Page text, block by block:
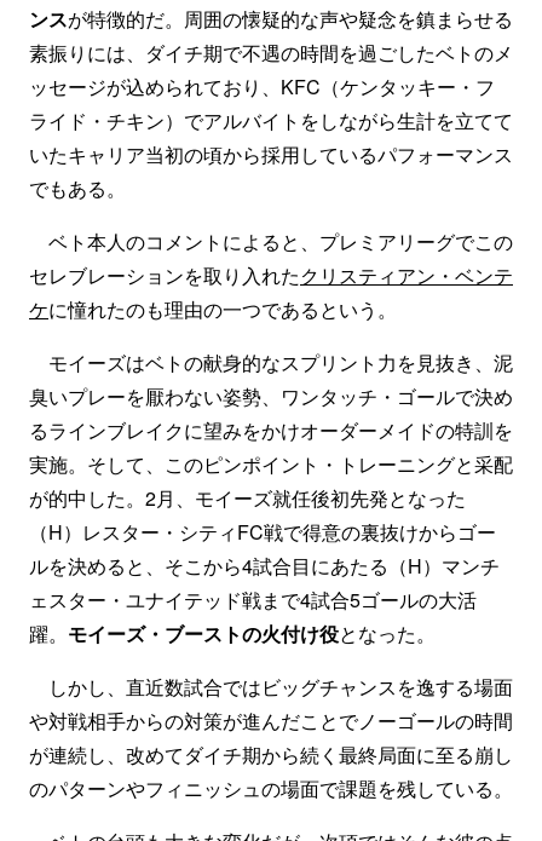
ンスが特徴的だ。周囲の懐疑的な声や疑念を鎮まらせる
素振りには、ダイチ期で不遇の時間を過ごしたベトのメ
ッセージが込められており、KFC（ケンタッキー・フ
ライド・チキン）でアルバイトをしながら生計を立てて
いたキャリア当初の頃から採用しているパフォーマンス
でもある。
ベト本人のコメントによると、プレミアリーグでこの
セレブレーションを取り入れたクリスティアン・ベンテ
ケに憧れたのも理由の一つであるという。
モイーズはベトの献身的なスプリント力を見抜き、泥
臭いプレーを厭わない姿勢、ワンタッチ・ゴールで決め
るラインブレイクに望みをかけオーダーメイドの特訓を
実施。そして、このピンポイント・トレーニングと采配
が的中した。2月、モイーズ就任後初先発となった
（H）レスター・シティFC戦で得意の裏抜けからゴー
ルを決めると、そこから4試合目にあたる（H）マンチ
ェスター・ユナイテッド戦まで4試合5ゴールの大活
躍。 モイーズ・ブーストの火付け役となった。
しかし、直近数試合ではビッグチャンスを逸する場面
や対戦相手からの対策が進んだことでノーゴールの時間
が連続し、改めてダイチ期から続く最終局面に至る崩し
のパターンやフィニッシュの場面で課題を残している。